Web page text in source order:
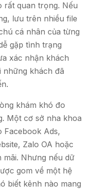
rất quan trọng. Nếu
lưu trên nhiều file
cá nhân của từng
gặp tình trạng
xác nhận khách
những khách đã
khám khó đo
Một cơ sở nha khoa
Facebook Ads,
Zalo OA hoặc
Nhưng nếu dữ
gom về một hệ
biết kênh nào mang